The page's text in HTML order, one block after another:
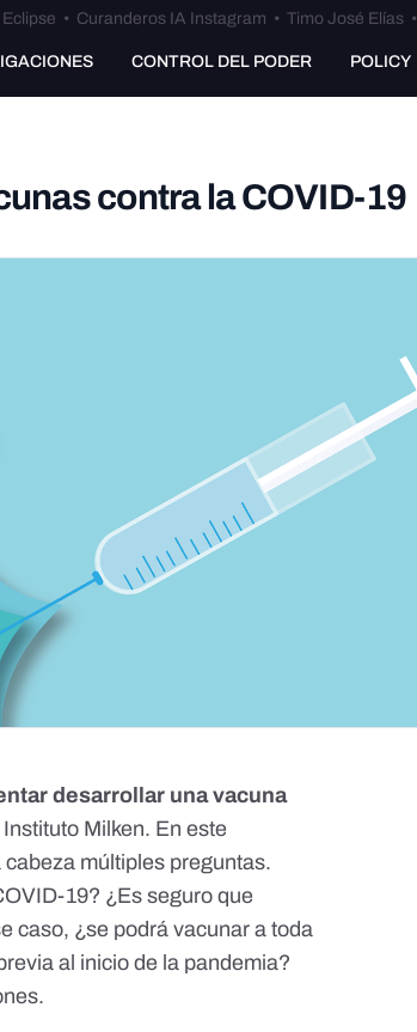
Eclipse • Curanderos IA Instagram • Timo José Elías •
CONTROL DEL PODER POLICY
contra la COVID-19
desarrollar una vacuna
Milken. En este
múltiples preguntas.
19? ¿Es seguro que
caso, ¿se podrá vacunar a toda
al inicio de la pandemia?